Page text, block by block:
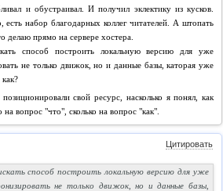
и обустраивал. И получил эклектику из кусков.
есть набор благодарных коллег читателей. А штопать
делаю прямо на сервере хостера.
способ построить локальную версию для уже
не только движок, но и данные базы, каторая уже
свой ресурс, насколько я понял, как
вопрос "что", сколько на вопрос "как".
Цитировать
способ построить локальную версию для уже
не только движок, но и данные базы,